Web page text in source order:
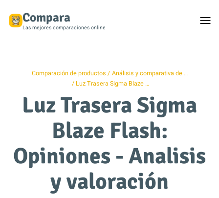
Compara
Las mejores comparaciones online
Comparación de productos
Análisis y comparativa de …
Luz Trasera Sigma Blaze …
Luz Trasera Sigma
Blaze Flash:
Opiniones - Analisis
y valoración